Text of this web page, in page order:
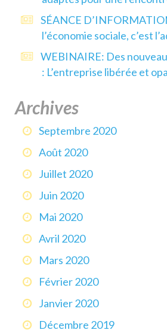
SÉANCE
l’économie sociale, c’est
WEBINAIRE: Des
: L’entreprise libérée et
Archives
Septembre 2020
Août 2020
Juillet 2020
Juin 2020
Mai 2020
Avril 2020
Mars 2020
Février 2020
Janvier 2020
Décembre 2019